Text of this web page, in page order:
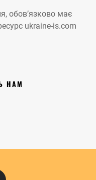
обов’язково має
ukraine-is.com
НАМ